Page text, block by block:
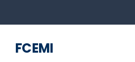
FCEMI